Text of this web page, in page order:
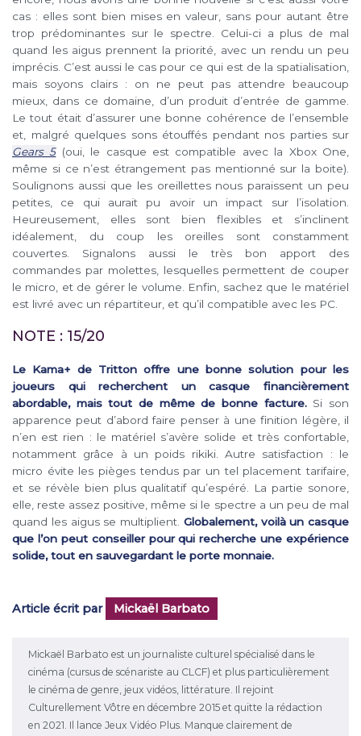
cas : elles sont bien mises en valeur, sans pour autant être
trop prédominantes sur le spectre. Celui-ci a plus de mal
quand les aigus prennent la priorité, avec un rendu un peu
imprécis. C’est aussi le cas pour ce qui est de la spatialisation,
mais soyons clairs : on ne peut pas attendre beaucoup
mieux, dans ce domaine, d’un produit d’entrée de gamme.
Le tout était d’assurer une bonne cohérence de l’ensemble
et, malgré quelques sons étouffés pendant nos parties sur
Gears 5(oui, le casque est compatible avec la Xbox One,
même si ce n’est étrangement pas mentionné sur la boite).
Soulignons aussi que les oreillettes nous paraissent un peu
petites, ce qui aurait pu avoir un impact sur l’isolation.
Heureusement, elles sont bien flexibles et s’inclinent
idéalement, du coup les oreilles sont constamment
couvertes. Signalons aussi le très bon apport des
commandes par molettes, lesquelles permettent de couper
le micro, et de gérer le volume. Enfin, sachez que le matériel
est livré avec un répartiteur, et qu’il compatible avec les PC.
NOTE : 15/20
Le Kama+ de Tritton offre une bonne solution pour les
joueurs qui recherchent un casque financièrement
abordable, mais tout de même de bonne facture.Si son
apparence peut d’abord faire penser à une finition légère, il
n’en est rien : le matériel s’avère solide et très confortable,
notamment grâce à un poids rikiki. Autre satisfaction : le
micro évite les pièges tendus par un tel placement tarifaire,
et se révèle bien plus qualitatif qu’espéré. La partie sonore,
elle, reste assez positive, même si le spectre a un peu de mal
quand les aigus se multiplient. Globalement, voilà un casque
que l’on peut conseiller pour qui recherche une expérience
solide, tout en sauvegardant le porte monnaie.
Article écrit par Mickaël Barbato
Mickaël Barbato est un journaliste culturel spécialisé dans le
cinéma (cursus de scénariste au CLCF) et plus particulièrement
le cinéma de genre, jeux vidéos, littérature. Il rejoint
Culturellement Vôtre en décembre 2015 et quitte la rédaction
en 2021. Il lance Jeux Vidéo Plus. Manque clairement de